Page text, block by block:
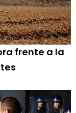
frente a la